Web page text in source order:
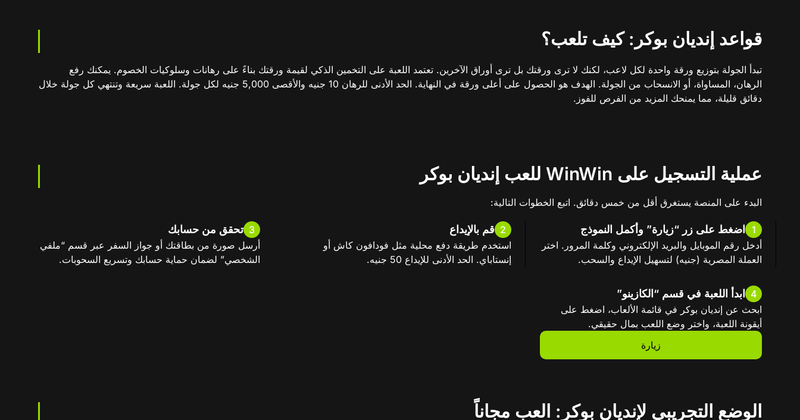
قواعد إنديان بوكر: كيف تلعب؟
تبدأ الجولة بتوزيع ورقة واحدة لكل لاعب، لكنك لا ترى ورقتك بل ترى أوراق الآخرين. تعتمد اللعبة على التخمين الذكي لقيمة ورقتك بناءً على رهانات وسلوكيات الخصوم. يمكنك رفع
الرهان، المساواة، أو الانسحاب من الجولة. الهدف هو الحصول على أعلى ورقة في النهاية. الحد الأدنى للرهان 10 جنيه والأقصى 5,000 جنيه لكل جولة. اللعبة سريعة وتنتهي كل جولة خلال
دقائق قليلة، مما يمنحك المزيد من الفرص للفوز.
عملية التسجيل على WinWin للعب إنديان بوكر
البدء على المنصة يستغرق أقل من خمس دقائق. اتبع الخطوات التالية:
1 اضغط على زر “زيارة” وأكمل النموذج
أدخل رقم الموبايل والبريد الإلكتروني وكلمة المرور. اختر
العملة المصرية (جنيه) لتسهيل الإيداع والسحب.
2 قم بالإيداع
استخدم طريقة دفع محلية مثل فودافون كاش أو
إنستاباي. الحد الأدنى للإيداع 50 جنيه.
3 تحقق من حسابك
أرسل صورة من بطاقتك أو جواز السفر عبر قسم “ملفي
الشخصي” لضمان حماية حسابك وتسريع السحوبات.
4 ابدأ اللعبة في قسم “الكازينو”
ابحث عن إنديان بوكر في قائمة الألعاب، اضغط على
أيقونة اللعبة، واختر وضع اللعب بمال حقيقي.
زيارة
الوضع التجريبي لإنديان بوكر: العب مجاناً